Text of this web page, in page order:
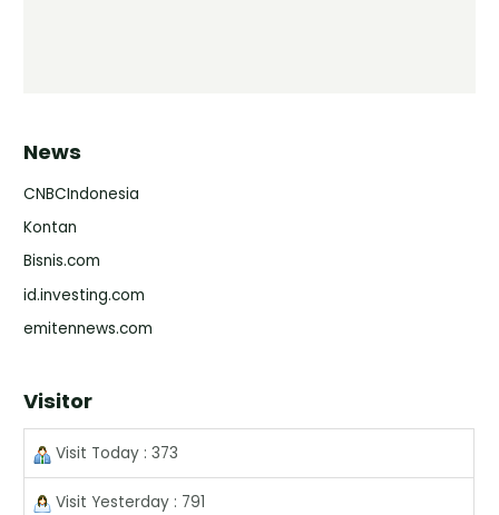
News
CNBCIndonesia
Kontan
Bisnis.com
id.investing.com
emitennews.com
Visitor
Visit Today : 373
Visit Yesterday : 791